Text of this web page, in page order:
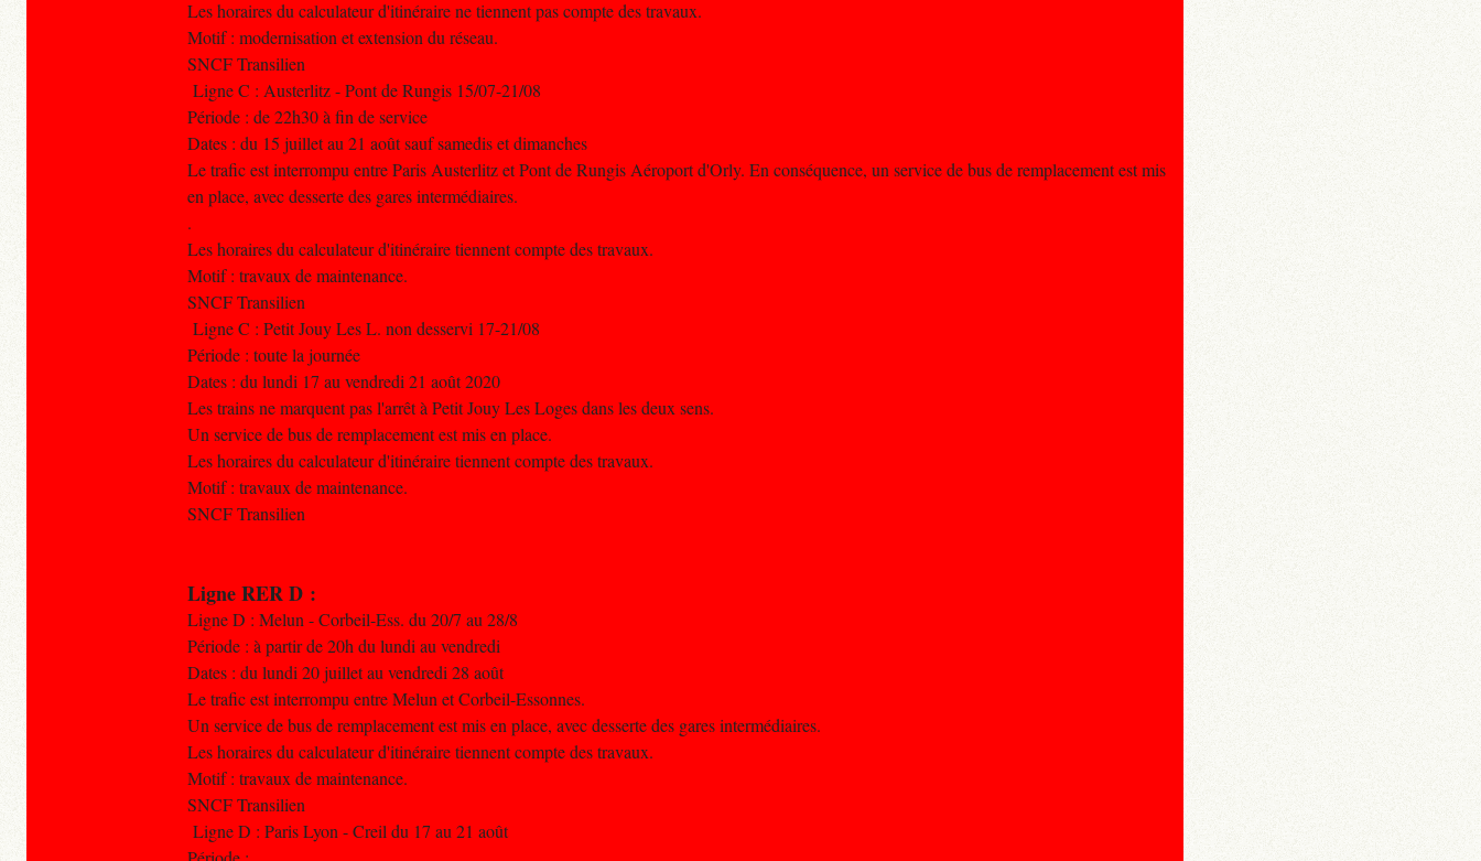
Les horaires du calculateur d'itinéraire ne tiennent pas compte des travaux.
Motif : modernisation et extension du réseau.
SNCF Transilien
Ligne C : Austerlitz - Pont de Rungis 15/07-21/08
Période : de 22h30 à fin de service
Dates : du 15 juillet au 21 août sauf samedis et dimanches
Le trafic est interrompu entre Paris Austerlitz et Pont de Rungis Aéroport d'Orly. En conséquence, un service de bus de remplacement est mis
en place, avec desserte des gares intermédiaires.
.
Les horaires du calculateur d'itinéraire tiennent compte des travaux.
Motif : travaux de maintenance.
SNCF Transilien
Ligne C : Petit Jouy Les L. non desservi 17-21/08
Période : toute la journée
Dates : du lundi 17 au vendredi 21 août 2020
Les trains ne marquent pas l'arrêt à Petit Jouy Les Loges dans les deux sens.
Un service de bus de remplacement est mis en place.
Les horaires du calculateur d'itinéraire tiennent compte des travaux.
Motif : travaux de maintenance.
SNCF Transilien
Ligne RER D :
Ligne D : Melun - Corbeil-Ess. du 20/7 au 28/8
Période : à partir de 20h du lundi au vendredi
Dates : du lundi 20 juillet au vendredi 28 août
Le trafic est interrompu entre Melun et Corbeil-Essonnes.
Un service de bus de remplacement est mis en place, avec desserte des gares intermédiaires.
Les horaires du calculateur d'itinéraire tiennent compte des travaux.
Motif : travaux de maintenance.
SNCF Transilien
Ligne D : Paris Lyon - Creil du 17 au 21 août